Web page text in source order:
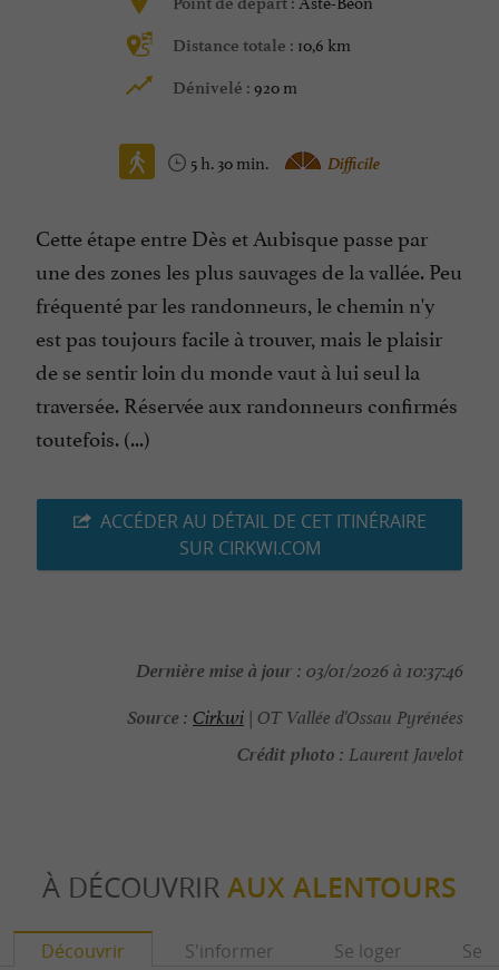
Distance totale : 10,6 km
Dénivelé : 920 m
5 h. 30 min. Difficile
Cette étape entre Dès et Aubisque passe par
une des zones les plus sauvages de la vallée. Peu
fréquenté par les randonneurs, le chemin n'y
est pas toujours facile à trouver, mais le plaisir
de se sentir loin du monde vaut à lui seul la
traversée. Réservée aux randonneurs confirmés
toutefois. (...)
ACCÉDER AU DÉTAIL DE CET ITINÉRAIRE
SUR CIRKWI.COM
Dernière mise à jour : 03/01/2026 à 10:37:46
Source : Cirkwi | OT Vallée d'Ossau Pyrénées
Crédit photo : Laurent Javelot
À DÉCOUVRIR AUX ALENTOURS
Découvrir S'informer Se loger Se